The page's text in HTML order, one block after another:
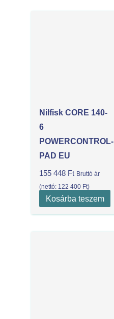
Nilfisk CORE 140-
6
POWERCONTROL-
PAD EU
155 448 Ft Bruttó ár
(nettó: 122 400 Ft)
Kosárba teszem